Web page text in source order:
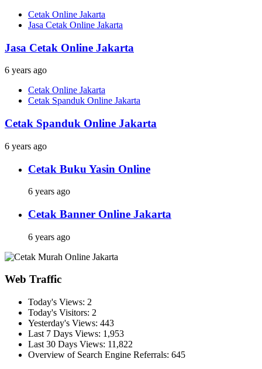
Cetak Online Jakarta
Jasa Cetak Online Jakarta
Jasa Cetak Online Jakarta
6 years ago
Cetak Online Jakarta
Cetak Spanduk Online Jakarta
Cetak Spanduk Online Jakarta
6 years ago
Cetak Buku Yasin Online
6 years ago
Cetak Banner Online Jakarta
6 years ago
Web Traffic
Today's Views: 2
Today's Visitors: 2
Yesterday's Views: 443
Last 7 Days Views: 1,953
Last 30 Days Views: 11,822
Overview of Search Engine Referrals: 645